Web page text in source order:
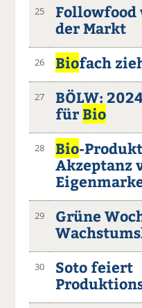
25
Followfood
der Markt
26 Biofach
27
BÖLW:
fürBio
28 Bio-
Akzeptanz
29 Grüne
30
Soto feiert